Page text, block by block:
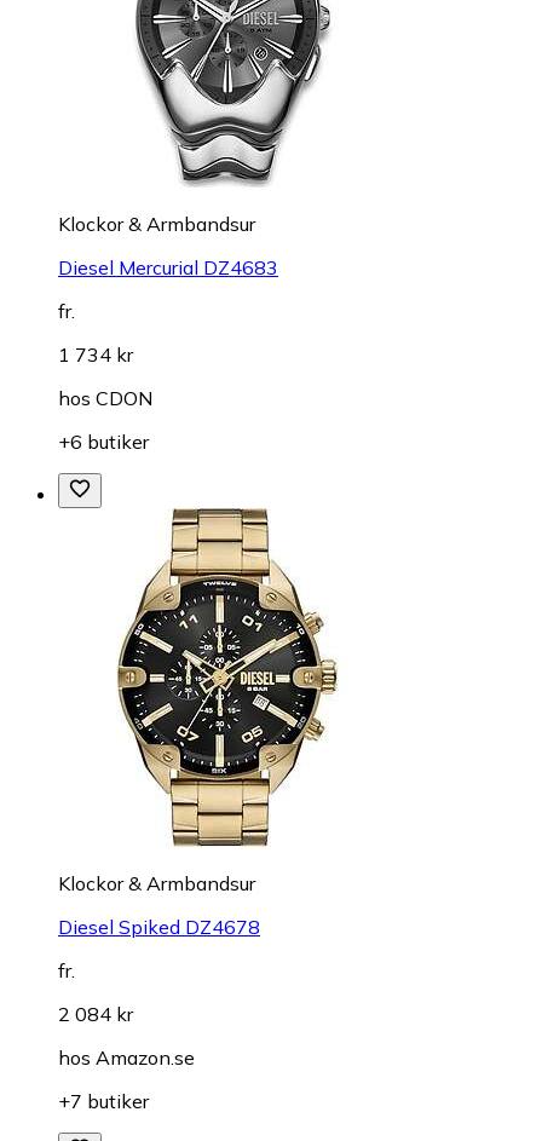
Klockor & Armbandsur
Diesel Mercurial DZ4683
fr.
1 734 kr
hos CDON
+6 butiker
Klockor & Armbandsur
Diesel Spiked DZ4678
fr.
2 084 kr
hos Amazon.se
+7 butiker